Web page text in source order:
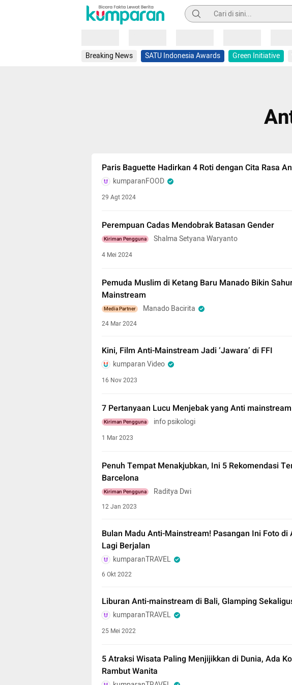
Pencarian
Breaking News SATU Indonesia Awards Green Initiative
Paris Baguette Hadirkan 4 Roti dengan Cita Rasa
kumparanFOOD
29 Agt 2024
Perempuan Cadas Mendobrak Batasan Gender
Kiriman Pengguna Shalma Setyana Waryanto
4 Mei 2024
Pemuda Muslim di Ketang Baru Manado Bikin
Mainstream
Media Partner Manado Bacirita
24 Mar 2024
Kini, Film Anti-Mainstream Jadi ‘Jawara’ di FFI
kumparan Video
16 Nov 2023
7 Pertanyaan Lucu Menjebak yang Anti mainstream
Kiriman Pengguna info psikologi
1 Mar 2023
Penuh Tempat Menakjubkan, Ini 5 Rekomendasi
Barcelona
Kiriman Pengguna Raditya Dwi
12 Jan 2023
Bulan Madu Anti-Mainstream! Pasangan Ini Foto di
Lagi Berjalan
kumparanTRAVEL
6 Okt 2022
Liburan Anti-mainstream di Bali, Glamping
kumparanTRAVEL
25 Mei 2022
5 Atraksi Wisata Paling Menjijikkan di Dunia, Ada
Rambut Wanita